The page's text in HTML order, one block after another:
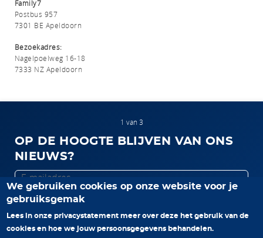
Family7
Postbus 957
7301 BE Apeldoorn
Bezoekadres:
Nagelpoelweg 16-18
7333 NZ Apeldoorn
1 van 3
OP DE HOOGTE BLIJVEN VAN ONS
NIEUWS?
E-
mailadres
Volgende pagina >
We gebruiken cookies op onze website voor je
gebruiksgemak
Lees in onze privacystatement meer over deze het gebruik van de
cookies en hoe we jouw persoonsgegevens behandelen.